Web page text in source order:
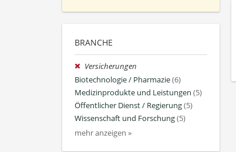
BRANCHE
Versicherungen
Biotechnologie / Pharmazie(6)
Medizinprodukte und Leistungen (5)
Öffentlicher Dienst / Regierung(5)
Wissenschaft und Forschung(5)
mehr anzeigen »